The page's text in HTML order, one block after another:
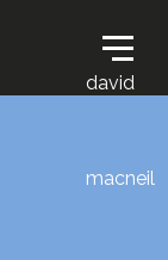
david
macneil